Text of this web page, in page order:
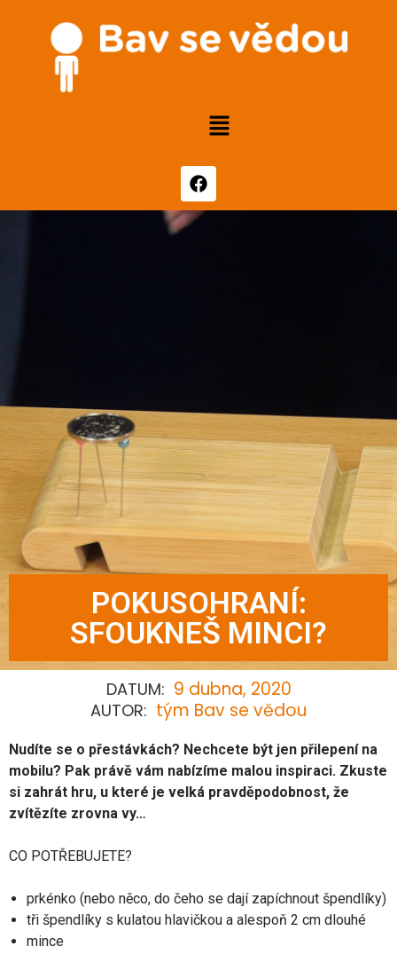
POKUSOHRANÍ:
SFOUKNEŠ MINCI?
DATUM: 9 dubna, 2020
AUTOR: tým Bav se vědou
Nudíte se o přestávkách? Nechcete být jen přilepení na
mobilu? Pak právě vám nabízíme malou inspiraci. Zkuste
si zahrát hru, u které je velká pravděpodobnost, že
zvítězíte zrovna vy…
CO POTŘEBUJETE?
prkénko (nebo něco, do čeho se dají zapíchnout špendlíky)
tři špendlíky s kulatou hlavičkou a alespoň 2 cm dlouhé
mince